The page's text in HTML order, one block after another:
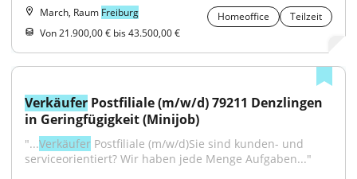
March, Raum Freiburg Homeoffice
Teilzeit
Von 21.900,00 € bis 43.500,00 €
Verkäufer Postfiliale (m/w/d) 79211 Denzlingen
in Geringfügigkeit (Minijob)
"...Verkäufer Postfiliale (m/w/d)Sie sind kunden- und
serviceorientiert? Wir haben jede Menge Aufgaben..."